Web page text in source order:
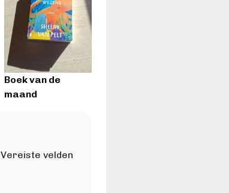
Boek van de
maand
Vereiste velden